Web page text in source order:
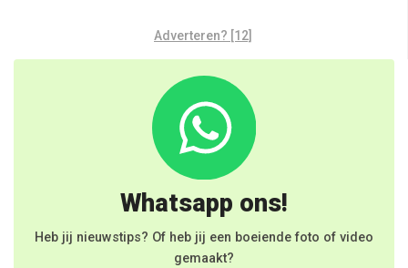
Adverteren? [12]
Whatsapp ons!
Heb jij nieuwstips? Of heb jij een boeiende foto of video
gemaakt?